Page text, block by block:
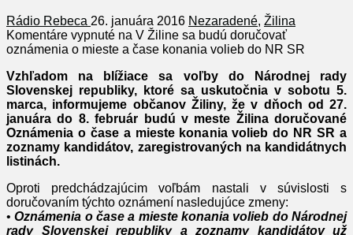
Rádio Rebeca 26. januára 2016 Nezaradené, Žilina
Komentáre vypnuté na V Žiline sa budú doručovať
oznámenia o mieste a čase konania volieb do NR SR
Vzhľadom na blížiace sa voľby do Národnej rady
Slovenskej republiky, ktoré sa uskutočnia v sobotu 5.
marca, informujeme občanov Žiliny, že v dňoch od 27.
januára do 8. február budú v meste Žilina doručované
Oznámenia o čase a mieste konania volieb do NR SR a
zoznamy kandidátov, zaregistrovaných na kandidátnych
listinách.
Oproti predchádzajúcim voľbám nastali v súvislosti s
doručovaním týchto oznámení nasledujúce zmeny:
•Oznámenia o čase a mieste konania volieb do Národnej
rady Slovenskej republiky a zoznamy kandidátov už